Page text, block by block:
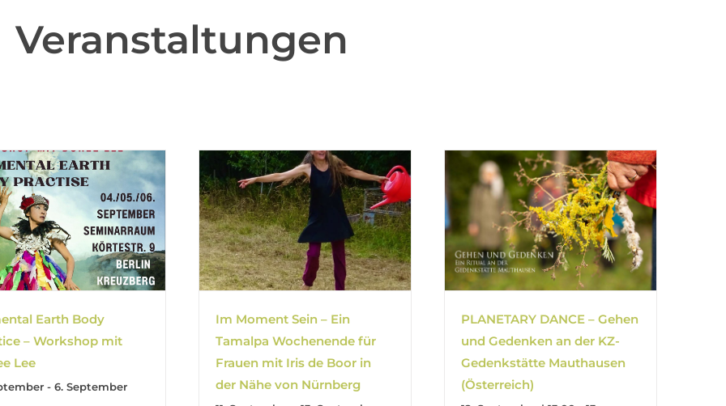
Veranstaltungen
Earth Body
– Workshop mit
Lee
- 6. September
Im Moment Sein – Ein
Tamalpa Wochenende für
Frauen mit Iris de Boor in
der Nähe von Nürnberg
PLANETARY DANCE – Gehen
und Gedenken an der KZ-
Gedenkstätte Mauthausen
(Österreich)